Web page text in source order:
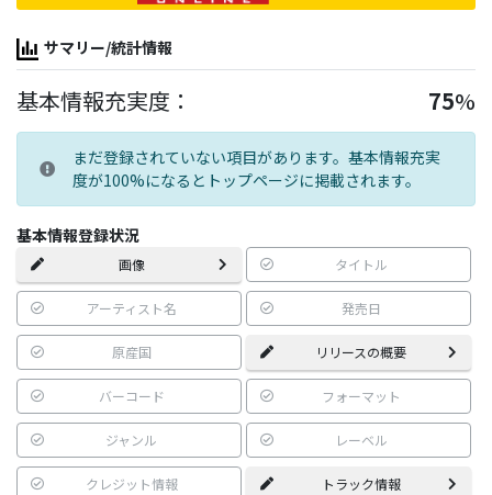
サマリー/統計情報
基本情報充実度： 75%
まだ登録されていない項目があります。基本情報充実
度が100%になるとトップページに掲載されます。
基本情報登録状況
画像 タイトル
アーティスト名 発売日
原産国 リリースの概要
バーコード フォーマット
ジャンル レーベル
クレジット情報 トラック情報